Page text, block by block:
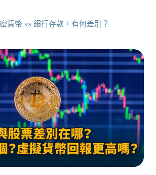
貨幣 vs 銀行存款，有何差別？